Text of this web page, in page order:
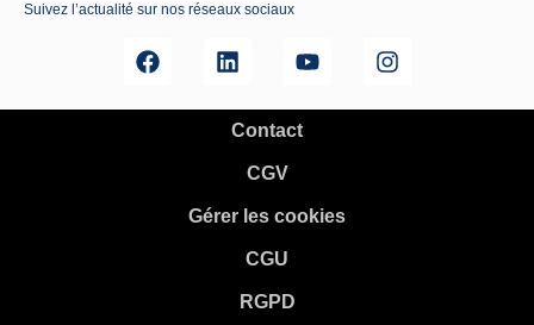
Suivez l’actualité sur nos réseaux sociaux
Contact
CGV
Gérer les cookies
CGU
RGPD